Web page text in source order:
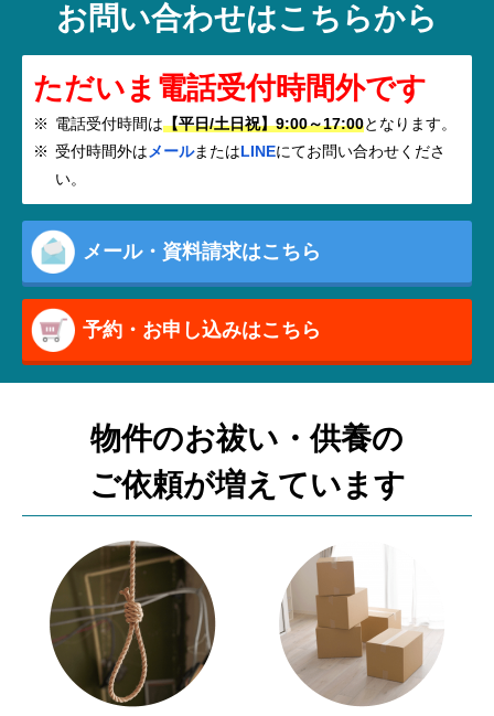
お問い合わせはこちらから
ただいま電話受付時間外です
電話受付時間は【平日/土日祝】9:00～17:00となります。
受付時間外はメールまたはLINEにてお問い合わせくださ
い。
メール・資料請求はこちら
予約・お申し込みはこちら
物件のお祓い・供養の
ご依頼が増えています